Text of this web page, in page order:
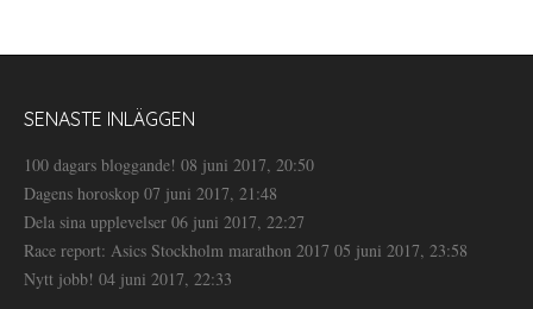
SENASTE INLÄGGEN
100 dagars bloggande! 08 juni 2017, 20:50
Dagens horoskop 07 juni 2017, 21:48
Dela sina upplevelser 06 juni 2017, 22:27
Race report: Asics Stockholm marathon 2017 05 juni 2017, 23:58
Nytt jobb! 04 juni 2017, 22:33